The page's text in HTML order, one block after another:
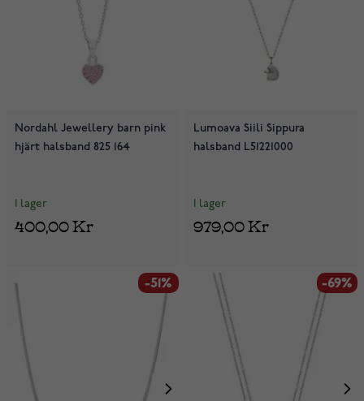
Nordahl Jewellery barn pink
hjärt halsband 825 164
I lager
400,00 Kr
Lumoava Siili Sippura
halsband L51221000
I lager
979,00 Kr
-51% -69%